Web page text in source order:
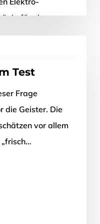
für ein
Test
Frage
die Geister. Die
vor allem